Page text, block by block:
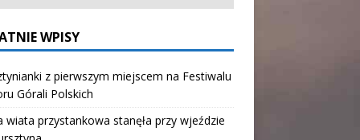
WPISY
z pierwszym miejscem na Festiwalu
Górali Polskich
wiata przystankowa stanęła przy wjeździe